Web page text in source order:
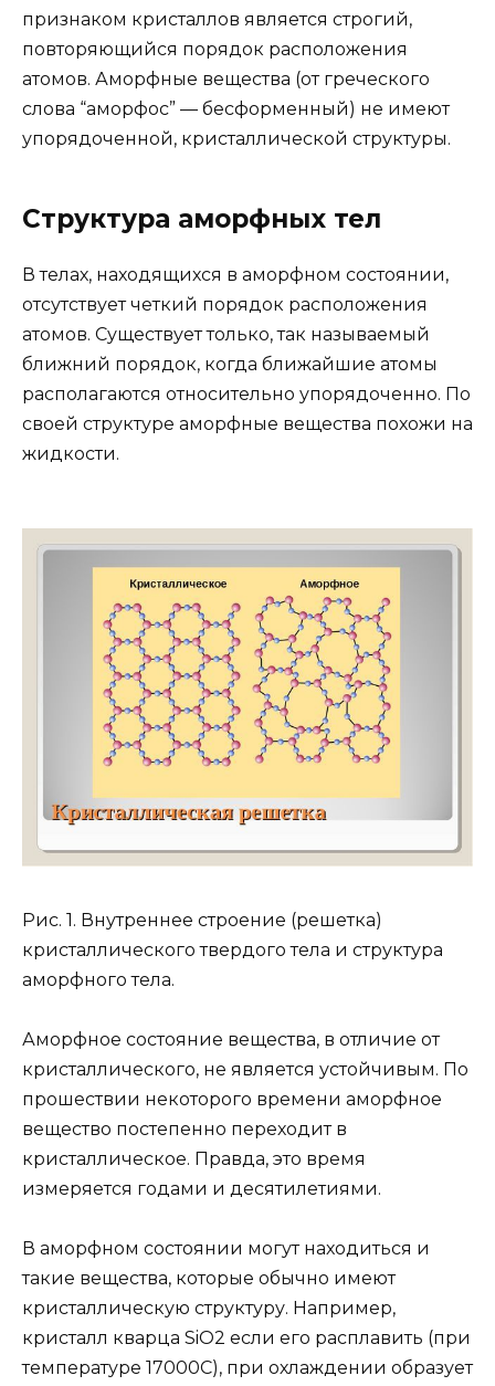
признаком кристаллов является строгий,
повторяющийся порядок расположения
атомов. Аморфные вещества (от греческого
слова “аморфос” — бесформенный) не имеют
упорядоченной, кристаллической структуры.
Структура аморфных тел
В телах, находящихся в аморфном состоянии,
отсутствует четкий порядок расположения
атомов. Существует только, так называемый
ближний порядок, когда ближайшие атомы
располагаются относительно упорядоченно. По
своей структуре аморфные вещества похожи на
жидкости.
Рис. 1. Внутреннее строение (решетка)
кристаллического твердого тела и структура
аморфного тела.
Аморфное состояние вещества, в отличие от
кристаллического, не является устойчивым. По
прошествии некоторого времени аморфное
вещество постепенно переходит в
кристаллическое. Правда, это время
измеряется годами и десятилетиями.
В аморфном состоянии могут находиться и
такие вещества, которые обычно имеют
кристаллическую структуру. Например,
кристалл кварца SiO2 если его расплавить (при
температуре 17000С), при охлаждении образует